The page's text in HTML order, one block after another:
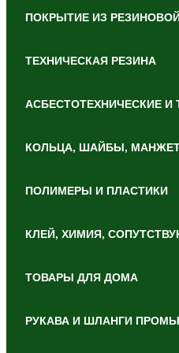
ПОКРЫТИЕ ИЗ
ТЕХНИЧЕСКАЯ РЕЗИНА
АСБЕСТОТЕХНИЧЕСКИЕ
КОЛЬЦА, ШАЙБЫ,
ПОЛИМЕРЫ И ПЛАСТИКИ
КЛЕЙ, ХИМИЯ,
ТОВАРЫ ДЛЯ ДОМА
РУКАВА И ШЛАНГИ